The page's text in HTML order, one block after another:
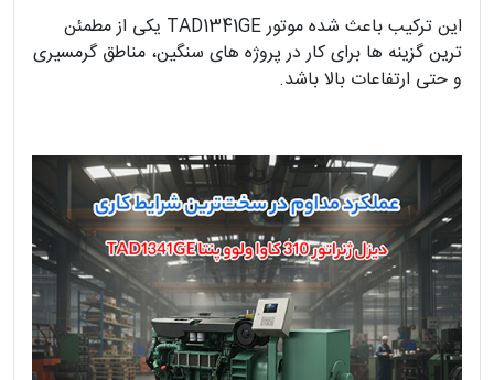
این ترکیب باعث شده موتور TAD1341GE یکی از مطمئن
ترین گزینه ها برای کار در پروژه های سنگین، مناطق گرمسیری
و حتی ارتفاعات بالا باشد.